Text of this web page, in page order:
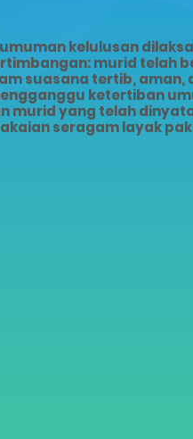
kelulusan
murid telah
suasana tertib,
ketertiban
murid yang telah
seragam layak